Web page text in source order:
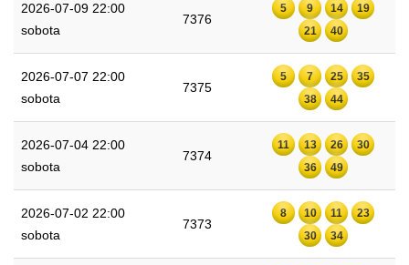
2026-07-09 22:00
sobota
7376
5 9 14
19
21
40
2026-07-07 22:00
sobota
7375
5 7 25
35
38
44
2026-07-04 22:00
sobota
7374
11 13 26
30
36
49
2026-07-02 22:00
sobota
7373
8 10 11
23
30
34